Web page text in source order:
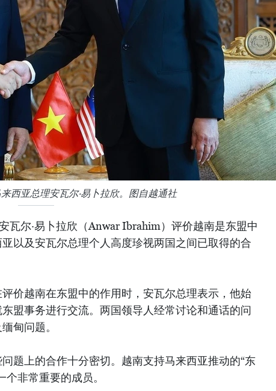
西亚总理安瓦尔·易卜拉欣。图自越通社
瓦尔·易卜拉欣（Anwar Ibrahim）评价越南是东盟中
以及安瓦尔总理个人高度珍视两国之间已取得的合
价越南在东盟中的作用时，安瓦尔总理表示，他始
盟事务进行交流。两国领导人经常讨论和通话的问
甸问题。
题上的合作十分密切。越南支持马来西亚推动的“东
非常重要的成员。